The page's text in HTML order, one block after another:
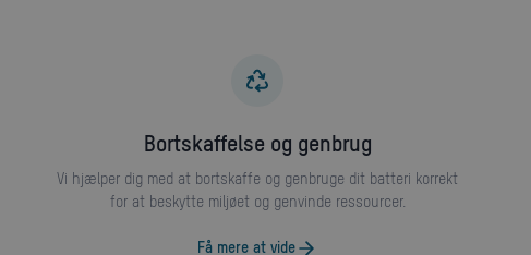
Bortskaffelse og genbrug
Vi hjælper dig med at bortskaffe og genbruge dit batteri korrekt
for at beskytte miljøet og genvinde ressourcer.
Få mere at vide